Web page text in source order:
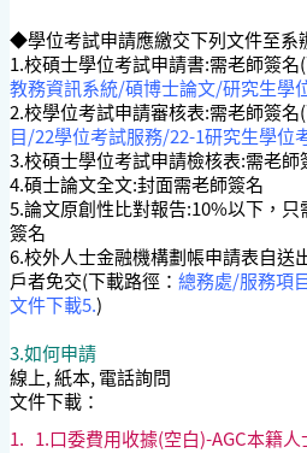
◆學位考試申請應繳交下列文件至系
1.校碩士學位考試申請書:需老師簽名(
教務資訊系統/碩博士論文/研究生學
2.校學位考試申請審核表:需老師簽名(
目/22學位考試服務/22-1研究生學位
3.校碩士學位考試申請檢核表:需老師
4.碩士論文全文:封面需老師簽名
5.論文原創性比對報告:10%以下，
簽名
6.校外人士金融機構劃帳申請表自送
戶者免交(下載路徑： 總務處/服務項
文件下載5.)
3.如何申請
線上, 紙本, 電話詢問
文件下載：
1. 1.口委費用收據(空白)-AGC本籍